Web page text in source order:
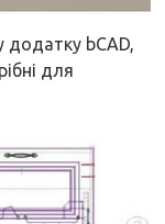
bCAD,
для